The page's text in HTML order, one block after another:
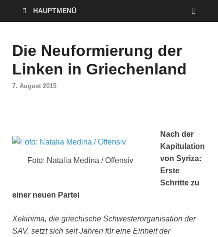
HAUPTMENÜ
Die Neuformierung der
Linken in Griechenland
7. August 2015
Foto: Natalia Medina / Offensiv
Nach der
Kapitulation
von Syriza:
Erste
Schritte zu
einer neuen Partei
Xekinima, die griechische Schwesterorganisation der
SAV, setzt sich seit Jahren für eine Einheit der